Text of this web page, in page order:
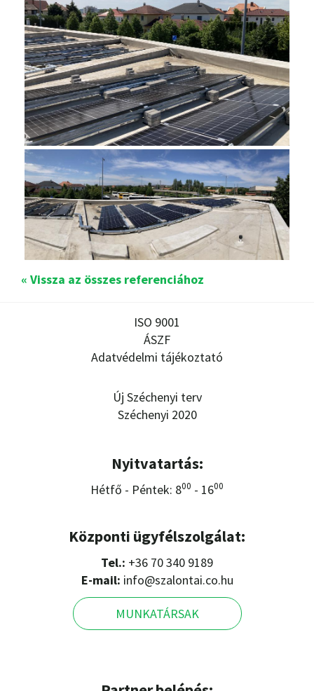
« Vissza az összes referenciához
ISO 9001
ÁSZF
Adatvédelmi tájékoztató
Új Széchenyi terv
Széchenyi 2020
Nyitvatartás:
Hétfő - Péntek: 800 - 1600
Központi ügyfélszolgálat:
Tel.: +36 70 340 9189
E-mail: info@szalontai.co.hu
MUNKATÁRSAK